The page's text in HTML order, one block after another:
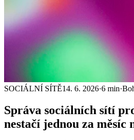
SOCIÁLNÍ SÍTĚ14. 6. 2026·6 min·
Správa sociálních sítí
nestačí jednou za měsíc